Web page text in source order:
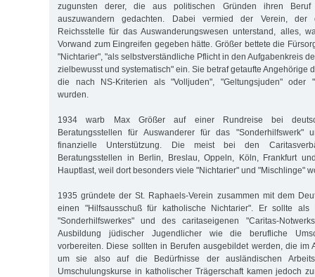
zugunsten derer, die aus politischen Gründen ihren
auszuwandern gedachten. Dabei vermied der Verein, der
Reichsstelle für das Auswanderungswesen unterstand, alles,
Vorwand zum Eingreifen gegeben hätte. Größer bettete die
"Nichtarier", "als selbstverständliche Pflicht in den Aufgabenkreis
zielbewusst und systematisch" ein. Sie betraf getaufte Angehörige
die nach NS-Kriterien als "Volljuden", "Geltungsjuden" oder
wurden.
1934 warb Max Größer auf einer Rundreise bei
Beratungsstellen für Auswanderer für das "Sonderhilfswerk"
finanzielle Unterstützung. Die meist bei den
Beratungsstellen in Berlin, Breslau, Oppeln, Köln, Frankfurt
Hauptlast, weil dort besonders viele "Nichtarier" und "Mischlinge"
1935 gründete der St. Raphaels-Verein zusammen mit dem
einen "Hilfsausschuß für katholische Nichtarier". Er sollte als
"Sonderhilfswerkes" und des caritaseigenen "Caritas-
Ausbildung jüdischer Jugendlicher wie die berufliche
vorbereiten. Diese sollten in Berufen ausgebildet werden, die im
um sie also auf die Bedürfnisse der ausländischen
Umschulungskurse in katholischer Trägerschaft kamen jedoch